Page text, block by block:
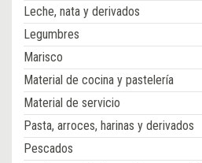
Leche, nata y derivados
Legumbres
Marisco
Material de cocina y pastelería
Material de servicio
Pasta, arroces, harinas y derivados
Pescados